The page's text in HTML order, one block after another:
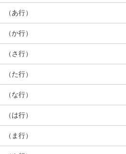
（あ行）
（か行）
（さ行）
（た行）
（な行）
（は行）
（ま行）